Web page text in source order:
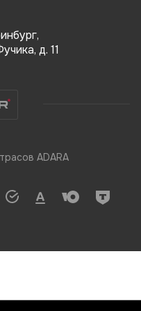
д. 11
ADARA